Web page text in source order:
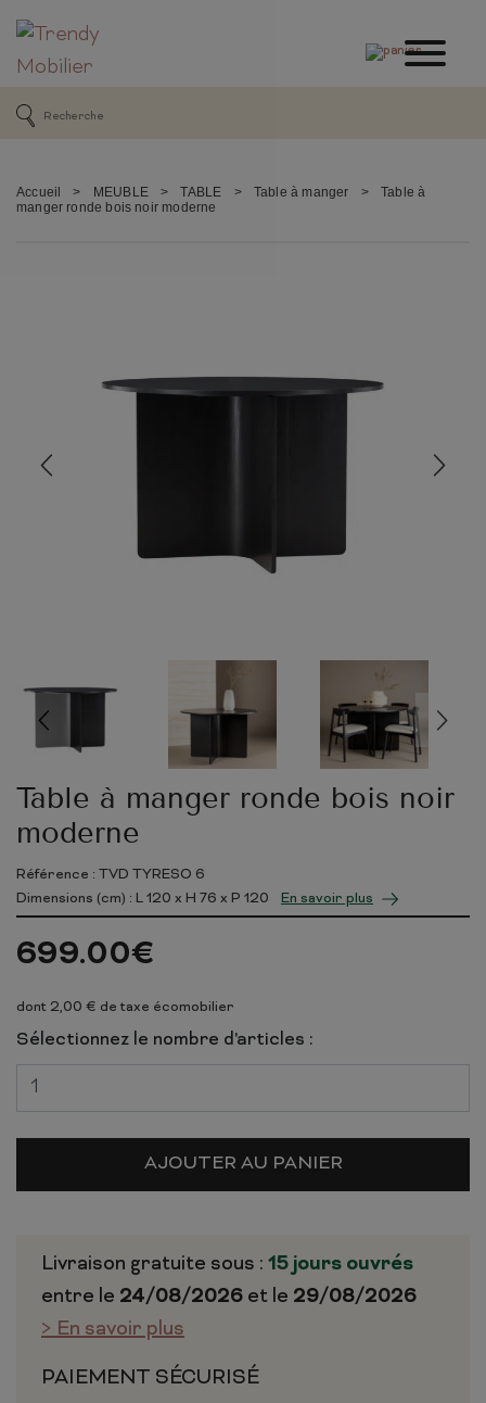
Accueil > MEUBLE > TABLE > Table à manger >
Table à
manger ronde bois noir moderne
Table à manger ronde bois noir
moderne
Référence : TVD TYRESO 6
Dimensions (cm) : L120 x H 76 x P 120 En savoir plus
699.00€
dont 2,00 € de taxe écomobilier
Sélectionnez le nombre d'articles :
AJOUTER AU PANIER
Livraison gratuite sous : 15 jours ouvrés
entre le 24/08/2026 et le 29/08/2026
> En savoir plus
PAIEMENT SÉCURISÉ